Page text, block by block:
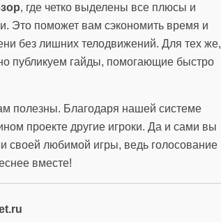
, где четко выделены все плюсы и
Это поможет вам сэкономить время и
без лишних телодвижений. Для тех же,
публикуем гайды, помогающие быстро
полезны. Благодаря нашей системе
проекте другие игроки. Да и сами вы
своей любимой игры, ведь голосование
вместе!